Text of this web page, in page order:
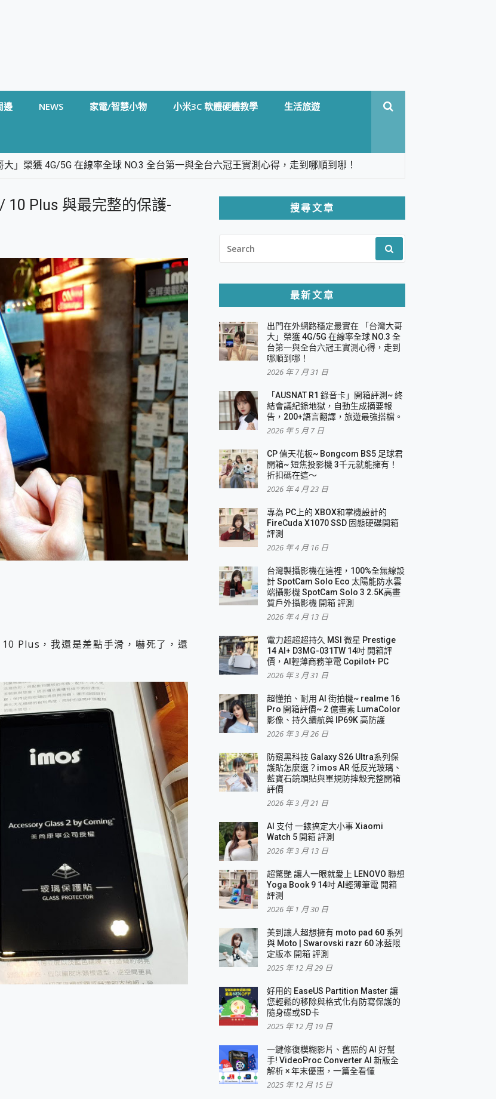
邊 NEWS 家電/智慧小物 小米3C 軟體硬體教學 生活旅遊
」榮獲 4G/5G 在線率全球 NO.3 全台第一與全台六冠王實測心得，走到哪順到哪！
X1070 SSD 固態硬碟開箱 評測
SpotCam Solo Eco 太陽能防水雲端攝影機 SpotCam Solo 3 2.5K高畫質戶外攝影機 開箱 評
AI+ D3MG-031TW 14吋 開箱評價，AI輕薄商務筆電 Copilot+ PC
開箱評價~ 2 億畫素 LumaColor 影像、持久續航與 IP69K 高防護
貼怎麼選？imos AR 低反光玻璃、藍寶石鏡頭貼與軍規防摔殼完整開箱評價
5 開箱 評測
Yoga Book 9 14吋 AI輕薄筆電 開箱 評測
與 Moto | Swarovski razr 60 冰藍限定版本 開箱 評測
輕鬆的移除與格式化有防寫保護的隨身碟或SD卡
! VideoProc Converter AI 新版全解析 × 年末優惠，一篇全看懂
氛圍情境燈 我通通都要！ Starfish 2 幻彩膠囊投影機｜結合「 智慧投影 & 煥彩流動 」的沈浸
Mercury K1 系列 異星機械鍵盤與 Mercury X 系列 輕量無線電競滑鼠 開箱 評測
491CQP QD-OLED 超寬曲面電競螢幕，多工辦公、爽度滿滿的終極桌面體驗
首家導入 UL MCV 行銷宣告驗證的手機配件品牌
21 週年到來，「Slogan 海報徵稿活動」好康大放送
MagReact MXs2 5000mAh薄型磁吸無線急速行動電源 開箱 評測
PRO 穿戴式智慧冷暖調溫裝置 開箱 評測
級，GO Fest 五折優惠嗨翻天！支援 iOS/Android！
Ultra 誰能滿足全場景拍攝需求？
膠囊~ 您的AI 秘書已上線 每月免費送你 300分鐘轉寫
AI・Gaming・創作儲存方案登場，趕快來AGI亞奇雷挑戰任務抽 PS5！
M5 10000mAh 5合1 磁吸無線急速行動電源 開箱 評測
救車電源】 可靠的旅行夥伴！帶給您優異的安全性與強大供電效能
星 Modern MD272UPSW 27型」 4K IPS 輕薄商用智慧聯網螢幕 開箱 評測
觸控AI筆電 開箱 評測
，realme 14 5G 遊戲戰鬥值爆表，效能x娛樂全都要！
三個設備充電一起搞定 ONPRO MagReact™ M3 3 in 1可攜摺疊無線充電器 開箱 評測
耳掛耳機，無感配戴! 超穩超服貼，音質、通話也很優質
劇院串流盒 開箱 評測
Pro、vivo X200 就是這麼好拍
器一鍵去除人聲 人聲 音樂分離 2024 消除人聲推薦
AnyGo 魔物獵人 Now飛人 ios教學 不出門也可以到處走
出門也可以飛遍全世界
設備 充好充滿 CUKTECH 酷態科 300W 微型充電站 開箱 評測
EaseUS Data Recovery Wizard Free 18.0.0 業界最好的資料救援軟體
Partition Master 就是這麼簡單
! 長焦覆蓋更遠更清晰、2日長續航、頂尖影音娛樂效能~
Leica 影像旗艦手機! 加碼小旗艦 Xiaomi 14 開箱 評測
升級、音質明亮溫潤，並支援雙設備連接~
護 MSI Claw A1M-026TW 電競掌機
搭蔡司光學鏡頭、攝影棚級柔光環、拍攝功能最好玩的美拍神機 vivo V30 Pro
Claw A1M-026TW 電競掌機 開箱 評測
的隱磁支架 O-ONE MAG 最會吸的行動電源 開箱 評測
上市，登錄在送飛利浦氣炸鍋
，有螢幕的耳機會是智商稅嗎?
奇藝黃金雙周卡體驗，專案價最低 NT$0 起
Edition 限量版開賣，攜手味全龍進駐大巨蛋萬人盛典
10 Plus 與最完整的保護-
Plus，我還是差點手滑，嚇死了，還
搜尋文章
FOR:
最新文章
出門在外網路穩定最實在 「台灣大哥
大」榮獲 4G/5G 在線率全球 NO.3 全
台第一與全台六冠王實測心得，走到
哪順到哪！
2026 年 7 月 31 日
「AUSNAT R1 錄音卡」開箱評測~ 終
結會議紀錄地獄，自動生成摘要報
告，200+語言翻譯，旅遊最強搭檔。
2026 年 5 月 7 日
CP 值天花板~ Bongcom BS5 足球君
開箱~ 短焦投影機 3千元就能擁有！
折扣碼在這～
2026 年 4 月 23 日
專為 PC上的 XBOX和掌機設計的
FireCuda X1070 SSD 固態硬碟開箱
評測
2026 年 4 月 16 日
台灣製攝影機在這裡，100%全無線設
計 SpotCam Solo Eco 太陽能防水雲
端攝影機 SpotCam Solo 3 2.5K高畫
質戶外攝影機 開箱 評測
2026 年 4 月 13 日
電力超超超持久 MSI 微星 Prestige
14 AI+ D3MG-031TW 14吋 開箱評
價，AI輕薄商務筆電 Copilot+ PC
2026 年 3 月 31 日
超懂拍、耐用 AI 街拍機~ realme 16
Pro 開箱評價~ 2 億畫素 LumaColor
影像、持久續航與 IP69K 高防護
2026 年 3 月 26 日
防窺黑科技 Galaxy S26 Ultra系列保
護貼怎麼選？imos AR 低反光玻璃、
藍寶石鏡頭貼與軍規防摔殼完整開箱
評價
2026 年 3 月 21 日
AI 支付 一錶搞定大小事 Xiaomi
Watch 5 開箱 評測
2026 年 3 月 13 日
超驚艷 讓人一眼就愛上 LENOVO 聯想
Yoga Book 9 14吋 AI輕薄筆電 開箱
評測
2026 年 1 月 30 日
美到讓人超想擁有 moto pad 60 系列
與 Moto | Swarovski razr 60 冰藍限
定版本 開箱 評測
2025 年 12 月 29 日
好用的 EaseUS Partition Master 讓
您輕鬆的移除與格式化有防寫保護的
隨身碟或SD卡
2025 年 12 月 19 日
一鍵修復模糊影片、舊照的 AI 好幫
手! VideoProc Converter AI 新版全
解析 × 年末優惠，一篇全看懂
2025 年 12 月 15 日